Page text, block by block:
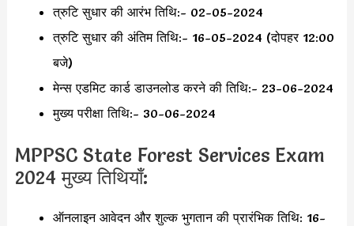
त्रुटि सुधार की आरंभ तिथि:- 02-05-2024
त्रुटि सुधार की अंतिम तिथि:- 16-05-2024 (दोपहर 12:00
बजे)
मेन्स एडमिट कार्ड डाउनलोड करने की तिथि:- 23-06-2024
मुख्य परीक्षा तिथि:- 30-06-2024
MPPSC State Forest Services Exam
2024 मुख्य तिथियाँ:
ऑनलाइन आवेदन और शुल्क भुगतान की प्रारंभिक तिथि: 16-